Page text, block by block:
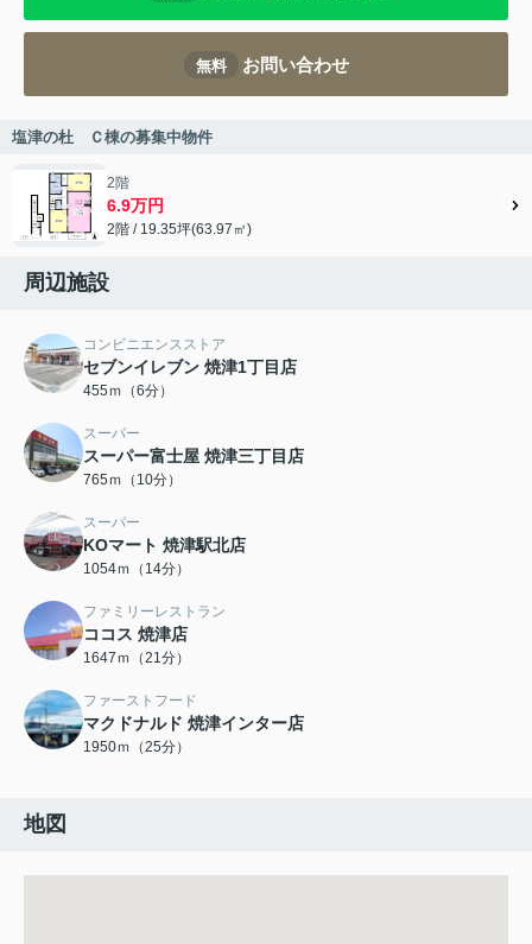
無料 お問い合わせ
塩津の杜 Ｃ棟の募集中物件
2階
6.9万円
2階 / 19.35坪(63.97㎡)
周辺施設
コンビニエンスストア
セブンイレブン 焼津1丁目店
455ｍ（6分）
スーパー
スーパー富士屋 焼津三丁目店
765ｍ（10分）
スーパー
KOマート 焼津駅北店
1054ｍ（14分）
ファミリーレストラン
ココス 焼津店
1647ｍ（21分）
ファーストフード
マクドナルド 焼津インター店
1950ｍ（25分）
地図